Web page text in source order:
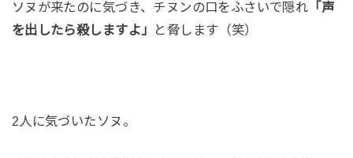
ソヌが来たのに気づき、チヌンの口をふさいで隠れ 「声
を出したら殺しますよ」
と脅します（笑）
2人に気づいたソヌ。